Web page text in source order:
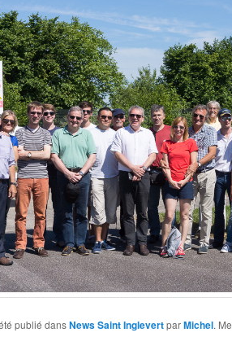
publié dansNews Saint InglevertparMichel.